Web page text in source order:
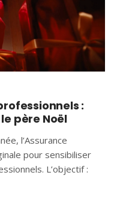
:
père Noël
l’Assurance
pour sensibiliser
L’objectif :